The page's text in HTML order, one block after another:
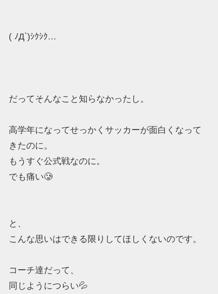
( ﾉД`)ｼｸｼｸ…
だってそんなこと知らなかったし。
高学年になってせっかくサッカーが面白くなって
きたのに。
もうすぐ公式戦なのに。
でも痛い🥲
と、
こんな思いはできる限りしてほしくないのです。
コーチ達だって、
同じようにつらい💦